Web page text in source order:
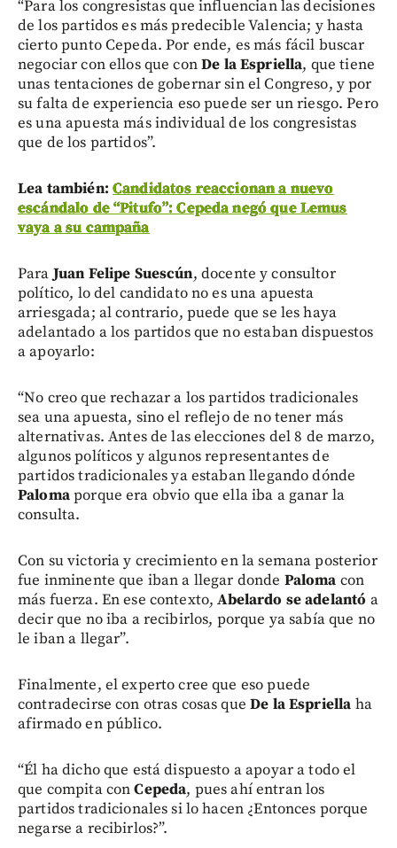
“Para los congresistas que influencian las decisiones
de los partidos es más predecible Valencia; y hasta
cierto punto Cepeda. Por ende, es más fácil buscar
negociar con ellos que conDe la Espriella, que tiene
unas tentaciones de gobernar sin el Congreso, y por
su falta de experiencia eso puede ser un riesgo. Pero
es una apuesta más individual de los congresistas
que de los partidos”.
Lea también: Candidatos reaccionan a nuevo
escándalo de “Pitufo”: Cepeda negó que Lemus
vaya a su campaña
ParaJuan Felipe Suescún, docente y consultor
político, lo del candidato no es una apuesta
arriesgada; al contrario, puede que se les haya
adelantado a los partidos que no estaban dispuestos
a apoyarlo:
“No creo que rechazar a los partidos tradicionales
sea una apuesta, sino el reflejo de no tener más
alternativas. Antes de las elecciones del 8 de marzo,
algunos políticos y algunos representantes de
partidos tradicionales ya estaban llegando dónde
Palomaporque era obvio que ella iba a ganar la
consulta.
Con su victoria y crecimiento en la semana posterior
fue inminente que iban a llegar donde Paloma con
más fuerza. En ese contexto,Abelardo se adelantó a
decir que no iba a recibirlos, porque ya sabía que no
le iban a llegar”.
Finalmente, el experto cree que eso puede
contradecirse con otras cosas queDe la Espriella ha
afirmado en público.
“Él ha dicho que está dispuesto a apoyar a todo el
que compita conCepeda, pues ahí entran los
partidos tradicionales si lo hacen ¿Entonces porque
negarse a recibirlos?”.